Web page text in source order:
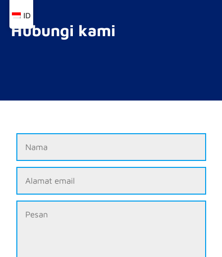
Hubungi kami
ID